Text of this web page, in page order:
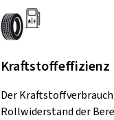
Kraftstoffeffizienz
Der
Rollwiderstand der